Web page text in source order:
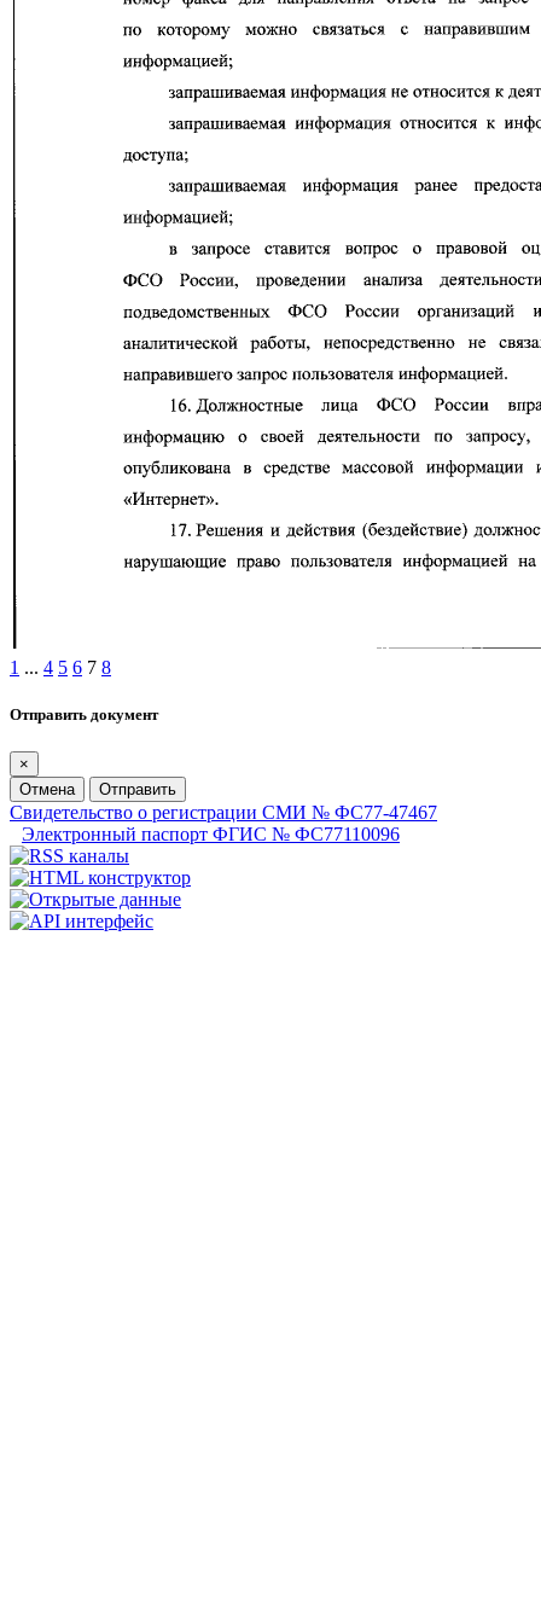
1 ... 4 5 6 7 8
Отправить документ
×
Отмена
Отправить
Свидетельство о регистрации СМИ № ФС77-47467
Электронный паспорт ФГИС № ФС77110096